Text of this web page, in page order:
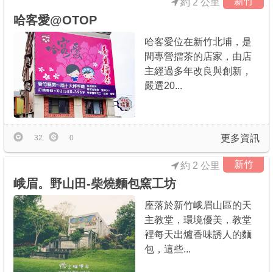
哈客愛@OTOP
約 2 公里
哈客愛位在新竹北埔，是
間專營擂茶的店家，由店
主經過多年改良與創新，
嚴選20...
更多資訊
32 0
新竹
峨眉。野山田-柴燒麵包窯工坊
約 2 公里
座落於新竹峨眉山區的天
主教堂，環境優美，教堂
裡每天出爐香味誘人的麵
包，這些...